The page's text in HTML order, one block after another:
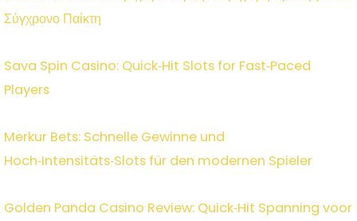
Σύγχρονο Παίκτη
Sava Spin Casino: Quick‑Hit Slots for Fast‑Paced
Players
Merkur Bets: Schnelle Gewinne und
Hoch‑Intensitäts‑Slots für den modernen Spieler
Golden Panda Casino Review: Quick‑Hit Spanning voor